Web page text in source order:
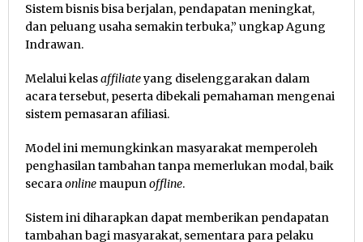
Sistem bisnis bisa berjalan, pendapatan meningkat,
dan peluang usaha semakin terbuka,” ungkap Agung
Indrawan.
Melalui kelasaffiliateyang diselenggarakan dalam
acara tersebut, peserta dibekali pemahaman mengenai
sistem pemasaran afiliasi.
Model ini memungkinkan masyarakat memperoleh
penghasilan tambahan tanpa memerlukan modal, baik
secaraonline maupunoffline.
Sistem ini diharapkan dapat memberikan pendapatan
tambahan bagi masyarakat, sementara para pelaku